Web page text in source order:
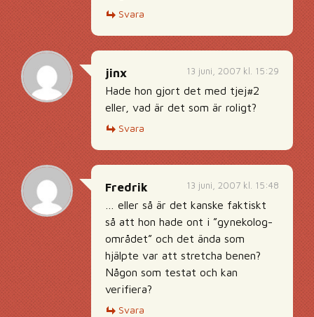
Svara
13 juni, 2007 kl. 15:29
jinx
Hade hon gjort det med tjej#2
eller, vad är det som är roligt?
Svara
13 juni, 2007 kl. 15:48
Fredrik
… eller så är det kanske faktiskt
så att hon hade ont i ”gynekolog-
området” och det ända som
hjälpte var att stretcha benen?
Någon som testat och kan
verifiera?
Svara